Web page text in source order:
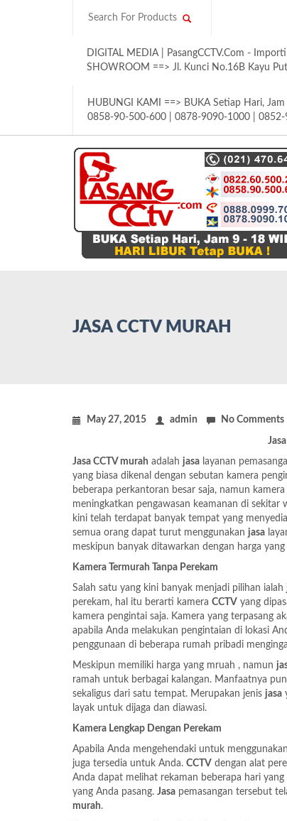
DIGITAL MEDIA | PasangCCTV.Com -
SHOWROOM ==> Jl. Kunci No.16B Kayu
HUBUNGI KAMI ==> BUKA Setiap Hari,
0858-90-500-600 | 0878-9090-1000 |
JASA CCTV MURAH
May 27, 2015 admin No Comments
Jasa CCTV murah adalah jasa layanan
yang biasa dikenal dengan sebutan kamera
beberapa perkantoran besar saja, namun
meningkatkan pengawasan keamanan di
kini telah terdapat banyak tempat yang
semua orang dapat turut menggunakan jasa
meskipun banyak ditawarkan dengan harga yang
Kamera Termurah Tanpa Perekam
Salah satu yang kini banyak menjadi pilihan ialah
perekam, hal itu berarti kamera CCTV yang
kamera pengintai saja. Kamera yang terpasang
apabila Anda melakukan pengintaian di lokasi
penggunaan di beberapa rumah pribadi
Meskipun memiliki harga yang mruah , namun
ramah untuk berbagai kalangan. Manfaatnya
sekaligus dari satu tempat. Merupakan jenis jasa
layak untuk dijaga dan diawasi.
Kamera Lengkap Dengan Perekam
Apabila Anda mengehendaki untuk menggunakan
juga tersedia untuk Anda. CCTV dengan alat
Anda dapat melihat rekaman beberapa hari
yang Anda pasang. Jasa pemasangan tersebut
murah.